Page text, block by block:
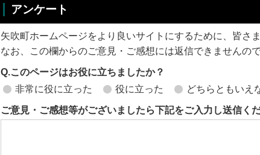
アンケート
矢吹町ホームページをより良いサイトにするために、皆さ
なお、この欄からのご意見・ご感想には返信できませんの
Q.このページはお役に立ちましたか？
非常に役に立った
役に立った どちらともいえ
ご意見・ご感想等がございましたら下記をご入力し送信くだ